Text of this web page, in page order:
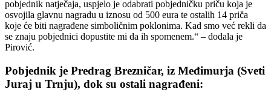
pobjednik natječaja, uspjelo je odabrati pobjedničku priču koja je
osvojila glavnu nagradu u iznosu od 500 eura te ostalih 14 priča
koje će biti nagrađene simboličnim poklonima. Kad smo već rekli da
se znaju pobjednici dopustite mi da ih spomenem.“ – dodala je
Pirović.
Pobjednik je Predrag Brezničar, iz Međimurja (Sveti
Juraj u Trnju), dok su ostali nagrađeni: